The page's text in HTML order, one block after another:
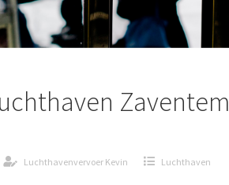
Zaventem
Luchthavenvervoer Kevin Luchthaven